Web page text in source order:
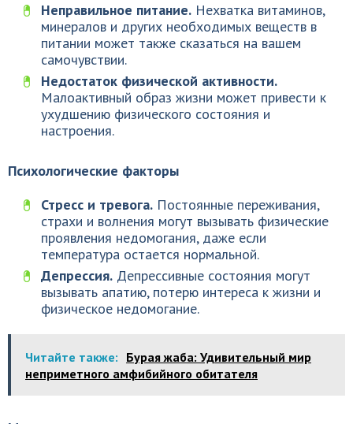
Неправильное питание. Нехватка витаминов,
минералов и других необходимых веществ в
питании может также сказаться на вашем
самочувствии.
Недостаток физической активности.
Малоактивный образ жизни может привести к
ухудшению физического состояния и
настроения.
Психологические факторы
Стресс и тревога. Постоянные переживания,
страхи и волнения могут вызывать физические
проявления недомогания, даже если
температура остается нормальной.
Депрессия. Депрессивные состояния могут
вызывать апатию, потерю интереса к жизни и
физическое недомогание.
Читайте также: Бурая жаба: Удивительный мир
неприметного амфибийного обитателя